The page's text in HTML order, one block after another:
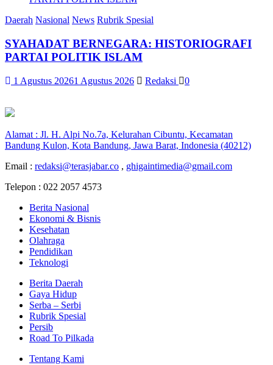
Daerah Nasional News Rubrik Spesial
SYAHADAT BERNEGARA: HISTORIOGRAFI
PARTAI POLITIK ISLAM
1 Agustus 20261 Agustus 2026 Redaksi 0
Alamat : Jl. H. Alpi No.7a, Kelurahan Cibuntu, Kecamatan
Bandung Kulon, Kota Bandung, Jawa Barat, Indonesia (40212)
Email : redaksi@terasjabar.co , ghigaintimedia@gmail.com
Telepon : 022 2057 4573
Berita Nasional
Ekonomi & Bisnis
Kesehatan
Olahraga
Pendidikan
Teknologi
Berita Daerah
Gaya Hidup
Serba – Serbi
Rubrik Spesial
Persib
Road To Pilkada
Tentang Kami